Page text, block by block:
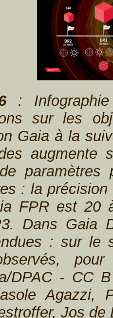
: Infographie
sur les
Gaia à la
augmente
: la
FPR est 20
Dans Gaia
: sur le
DPAC - CC
Agazzi,
Jos de